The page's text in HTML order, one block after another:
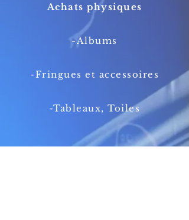
Achats physiques
-Albums
-Fringues et accessoires
-Tableaux, Toiles